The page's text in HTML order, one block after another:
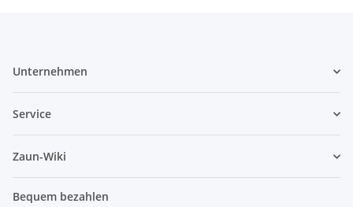
Unternehmen
Service
Zaun-Wiki
Bequem bezahlen